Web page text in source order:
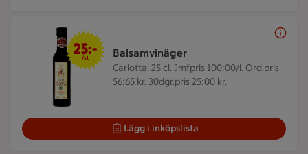
Balsamvinäger
Carlotta. 25 cl. Jmfpris 100:00/l. Ord.pris
56:65 kr. 30dgr.pris 25:00 kr.
25 kr/st
25:-
/st
Lägg i inköpslista